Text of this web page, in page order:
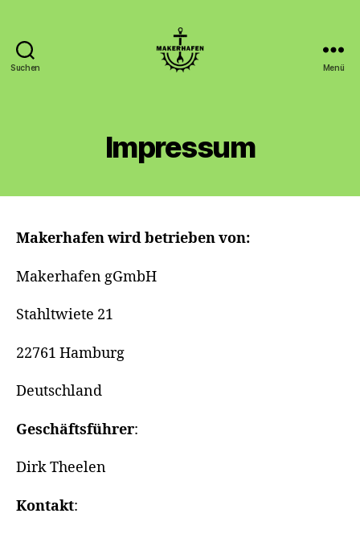
Suchen Menü
Impressum
Makerhafen wird betrieben von:
Makerhafen gGmbH
Stahltwiete 21
22761 Hamburg
Deutschland
Geschäftsführer:
Dirk Theelen
Kontakt: